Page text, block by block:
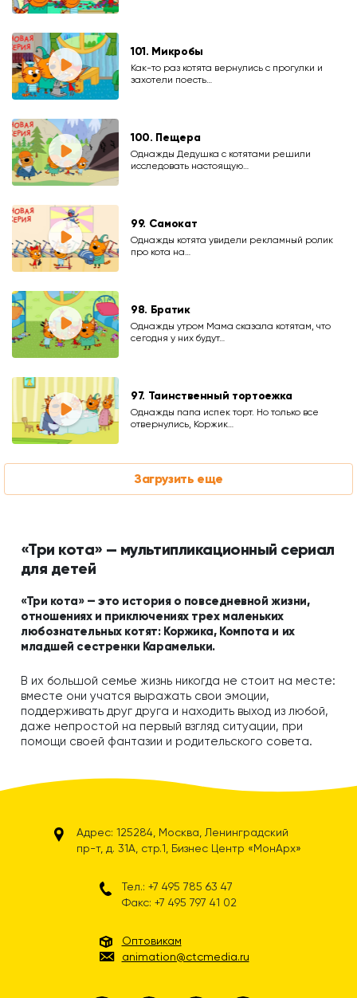
101. Микробы
Как-то раз котята вернулись с прогулки и
захотели поесть…
100. Пещера
Однажды Дедушка с котятами решили
исследовать настоящую…
99. Самокат
Однажды котята увидели рекламный ролик
про кота на…
98. Братик
Однажды утром Мама сказала котятам, что
сегодня у них будут…
97. Таинственный тортоежка
Однажды папа испек торт. Но только все
отвернулись, Коржик…
Загрузить еще
«Три кота» — мультипликационный сериал
для детей
«Три кота» — это история о повседневной жизни,
отношениях и приключениях трех маленьких
любознательных котят: Коржика, Компота и их
младшей сестренки Карамельки.
В их большой семье жизнь никогда не стоит на месте:
вместе они учатся выражать свои эмоции,
поддерживать друг друга и находить выход из любой,
даже непростой на первый взгляд ситуации, при
помощи своей фантазии и родительского совета.
Адрес: 125284, Москва, Ленинградский
пр-т, д. 31А, стр.1, Бизнес Центр «МонАрх»
Тел.: +7 495 785 63 47
Факс: +7 495 797 41 02
Оптовикам
animation@ctcmedia.ru